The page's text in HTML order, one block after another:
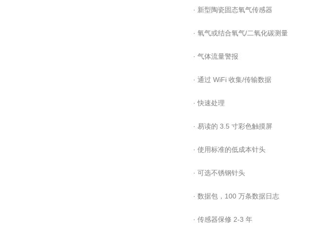
· 新型陶瓷固态氧气传感器
· 氧气或结合氧气/二氧化碳测量
· 气体流量警报
· 通过 WiFi 收集/传输数据
· 快速处理
· 易读的 3.5 寸彩色触摸屏
· 使用标准的低成本针头
· 可选不锈钢针头
· 数据包，100 万条数据日志
· 传感器保修 2-3 年